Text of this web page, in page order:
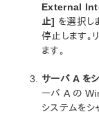
守
フ
保
External
止] を選択し
停止します。
ます。
サーバ A をシ
ーバ A の
システムをシ